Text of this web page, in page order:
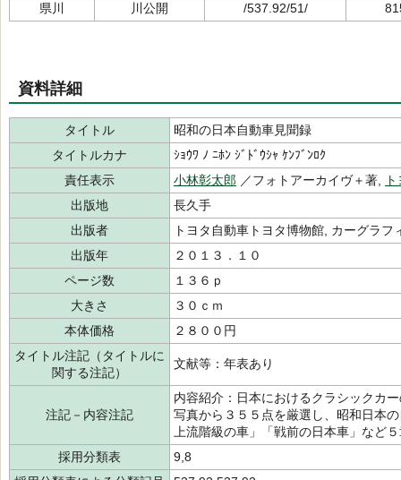
県川
川公開 /537.92/51/
資料詳細
タイトル
昭和の日本自動車見聞録
タイトルカナ
ｼｮｳﾜ ﾉ ﾆﾎﾝ ｼﾞﾄﾞｳｼｬ ｹﾝﾌﾞﾝﾛｸ
責任表示
小林彰太郎 ／フォトアーカイヴ＋著,
出版地
長久手
出版者
トヨタ自動車トヨタ博物館, カーグラ
出版年
２０１３．１０
ページ数
１３６ｐ
大きさ
３０ｃｍ
本体価格
２８００円
タイトル注記（タイトルに
関する注記）
文献等：年表あり
注記－内容注記
内容紹介：日本におけるクラシックカ
写真から３５５点を厳選し、昭和日本
上流階級の車」「戦前の日本車」など
採用分類表
9,8